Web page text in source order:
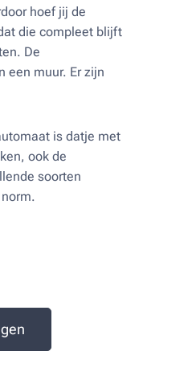
hoef jij de
die compleet blijft
De
een muur. Er zijn
is datje met
ook de
soorten